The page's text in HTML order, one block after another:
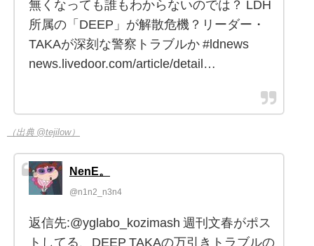
無くなっても誰もわからないのでは？ LDH
所属の「DEEP」が解散危機？リーダー・
TAKAが深刻な警察トラブルか #ldnews
news.livedoor.com/article/detail…
（出典 @tejilow）
NenE。
@n1n2_n3n4
返信先:@yglabo_kozimash 週刊文春がポス
トしてる、DEEP TAKAの万引きトラブルの